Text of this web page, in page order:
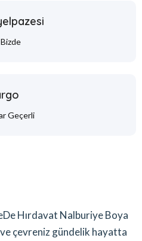
Geçerli
Hırdavat Nalburiye Boya
çevreniz gündelik hayatta